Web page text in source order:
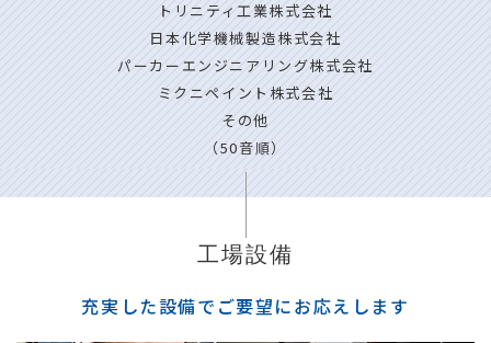
トリニティ工業株式会社
日本化学機械製造株式会社
パーカーエンジニアリング株式会社
ミクニペイント株式会社
その他
（50音順）
工場設備
充実した設備でご要望にお応えします